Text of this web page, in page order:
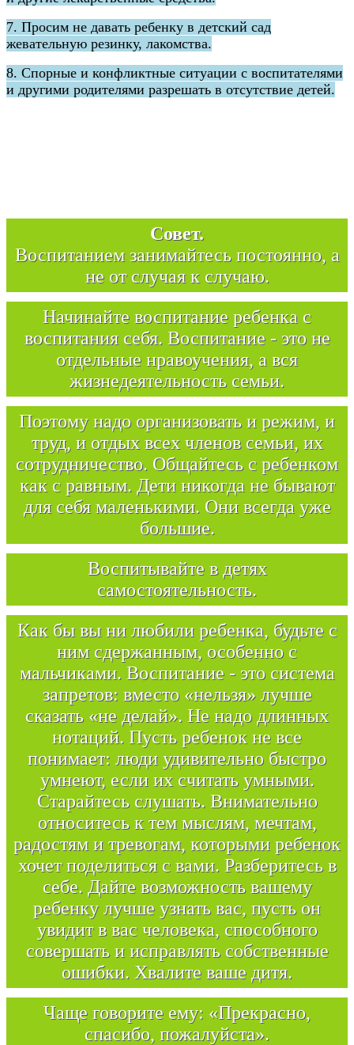
7. Просим не давать ребенку в детский сад
жевательную резинку, лакомства.
8. Спорные и конфликтные ситуации с воспитателями
и другими родителями разрешать в отсутствие детей.
Совет.
Воспитанием занимайтесь постоянно, а
не от случая к случаю.
Начинайте воспитание ребенка с
воспитания себя. Воспитание - это не
отдельные нравоучения, а вся
жизнедеятельность семьи.
Поэтому надо организовать и режим, и
труд, и отдых всех членов семьи, их
сотрудничество. Общайтесь с ребенком
как с равным. Дети никогда не бывают
для себя маленькими. Они всегда уже
большие.
Воспитывайте в детях
самостоятельность.
Как бы вы ни любили ребенка, будьте с
ним сдержанным, особенно с
мальчиками. Воспитание - это система
запретов: вместо «нельзя» лучше
сказать «не делай». Не надо длинных
нотаций. Пусть ребенок не все
понимает: люди удивительно быстро
умнеют, если их считать умными.
Старайтесь слушать. Внимательно
относитесь к тем мыслям, мечтам,
радостям и тревогам, которыми ребенок
хочет поделиться с вами. Разберитесь в
себе. Дайте возможность вашему
ребенку лучше узнать вас, пусть он
увидит в вас человека, способного
совершать и исправлять собственные
ошибки. Хвалите ваше дитя.
Чаще говорите ему: «Прекрасно,
спасибо, пожалуйста».